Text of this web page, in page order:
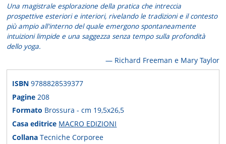
Una magistrale esplorazione della pratica che intreccia
prospettive esteriori e interiori, rivelando le tradizioni e il contesto
più ampio all'interno del quale emergono spontaneamente
intuizioni limpide e una saggezza senza tempo sulla profondità
dello yoga.
— Richard Freeman e Mary Taylor
ISBN9788828539377
Pagine 208
Formato Brossura - cm 19,5x26,5
Casa editrice MACRO EDIZIONI
CollanaTecniche Corporee